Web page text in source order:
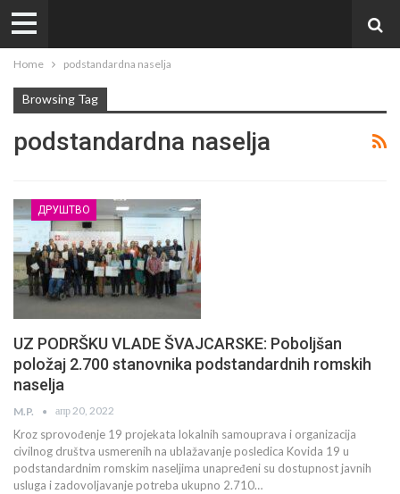
Home podstandardna naselja
Browsing Tag
podstandardna naselja
ДРУШТВО
UZ PODRŠKU VLADE ŠVAJCARSKE: Poboljšan
položaj 2.700 stanovnika podstandardnih romskih
naselja
M.P. апр 20, 2022
Kroz sprovođenje 19 projekata lokalnih samouprava i organizacija
civilnog društva usmerenih na ublažavanje posledica Kovida 19 u
podstandardnim romskim naseljima unapređeni su dostupnost javnih
usluga i zadovoljavanje potreba ukupno 2.710…